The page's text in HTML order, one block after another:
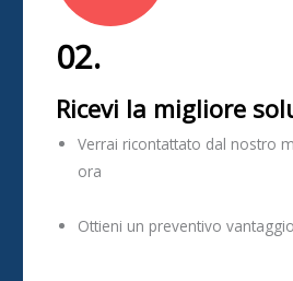
02.
Ricevi la migliore
Verrai ricontattato dal nostro
ora
Ottieni un preventivo